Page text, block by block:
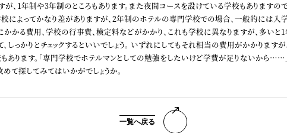
1年制や3年制のところもあります。また夜間コースを設けている学校もありますの
によってかなり差がありますが、2年制のホテルの専門学校での場合、一般的には
かる費用、学校の行事費、検定料などがかかり、これも学校に異なりますが、多いと
っかりとチェックするといいでしょう。 いずれにしてもそれ相当の費用がかかります
あります。「専門学校でホテルマンとしての勉強をしたいけど学費が足りないから
て探してみてはいかがでしょうか。
一覧へ戻る